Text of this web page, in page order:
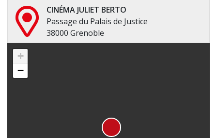
CINÉMA JULIET BERTO
Passage du Palais de Justice
38000 Grenoble
+
−